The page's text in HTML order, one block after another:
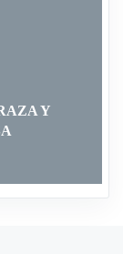
Y